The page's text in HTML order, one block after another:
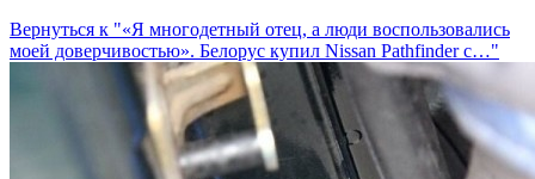
Вернуться к "«Я многодетный отец, а люди воспользовались
моей доверчивостью». Белорус купил Nissan Pathfinder с…"